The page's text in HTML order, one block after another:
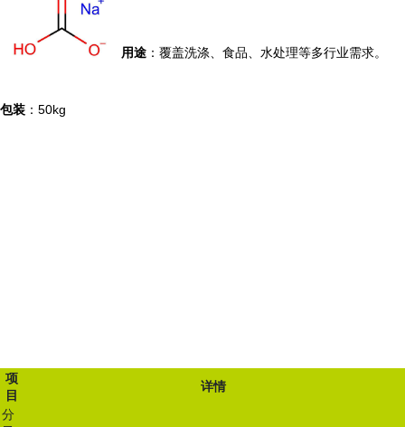
用途 ：覆盖洗涤、食品、水处理等多行业需求。
包装 ：50kg
项
目
详情
分